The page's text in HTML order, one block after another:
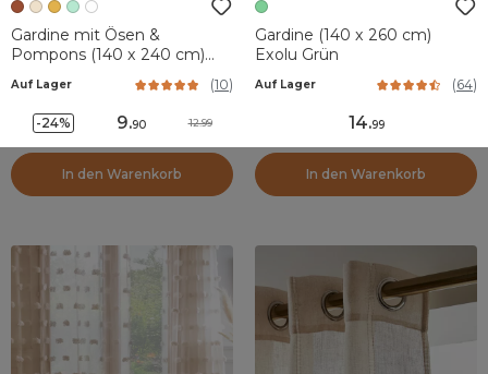
Gardine mit Ösen &
Pompons (140 x 240 cm)
Auf Lager (10)
-24% 9.90 12.99
In den Warenkorb
Gardine (140 x 260 cm)
Exolu Grün
Auf Lager (64)
14.99
In den Warenkorb